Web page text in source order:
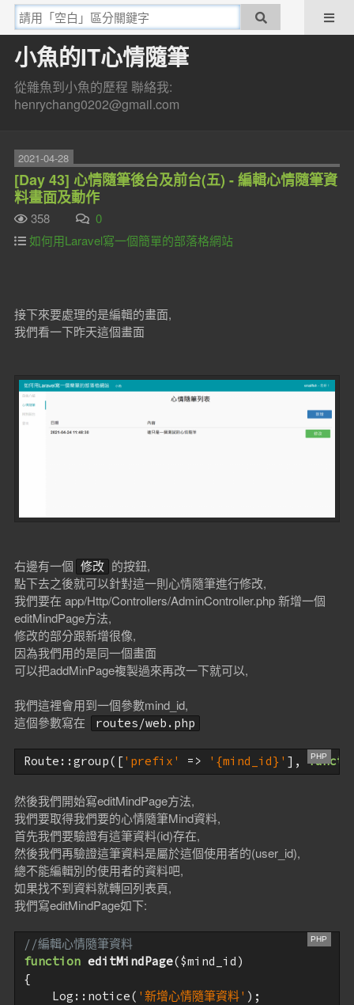
小魚的IT心情隨筆
從雜魚到小魚的歷程 聯絡我:
henrychang0202@gmail.com
2021-04-28
[Day 43] 心情隨筆後台及前台(五) - 編輯心情隨筆資
料畫面及動作
358
0
如何用Laravel寫一個簡單的部落格網站
接下來要處理的是編輯的畫面,
我們看一下昨天這個畫面
右邊有一個 修改 的按鈕,
點下去之後就可以針對這一則心情隨筆進行修改,
我們要在 app/Http/Controllers/AdminController.php 新增一個
editMindPage方法,
修改的部分跟新增很像,
因為我們用的是同一個畫面
可以把addMinPage複製過來再改一下就可以,
我們這裡會用到一個參數mind_id,
這個參數寫在
routes/web.php
Route::group(['prefix' => '{mind_id}' ],
然後我們開始寫editMindPage方法,
我們要取得我們要的心情隨筆Mind資料,
首先我們要驗證有這筆資料(id)存在,
然後我們再驗證這筆資料是屬於這個使用者的(user_id),
總不能編輯別的使用者的資料吧,
如果找不到資料就轉回列表頁,
我們寫editMindPage如下:
//編輯心情隨筆資料
function editMindPage($mind_id )
{
    Log::notice(
'新增心情隨筆資料' );